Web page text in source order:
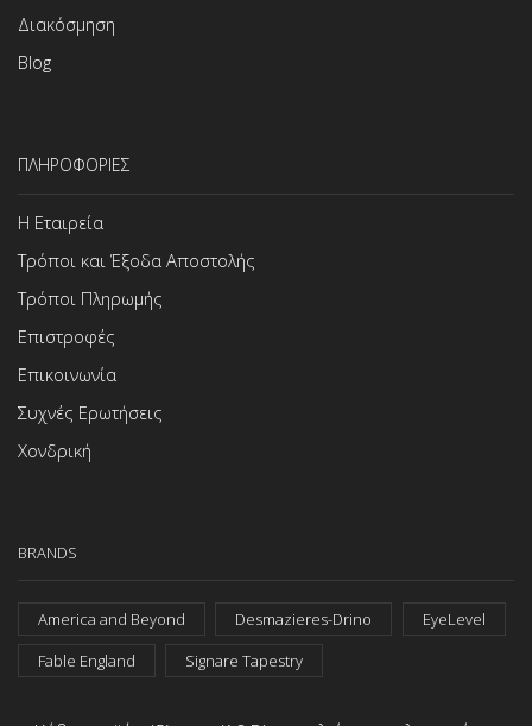
Διακόσμηση
Blog
ΠΛΗΡΟΦΟΡΙΕΣ
Η Εταιρεία
Τρόποι και Έξοδα Αποστολής
Τρόποι Πληρωμής
Επιστροφές
Επικοινωνία
Συχνές Ερωτήσεις
Χονδρική
BRANDS
America and Beyond Desmazieres-Drino
EyeLevel
Fable England
Signare Tapestry